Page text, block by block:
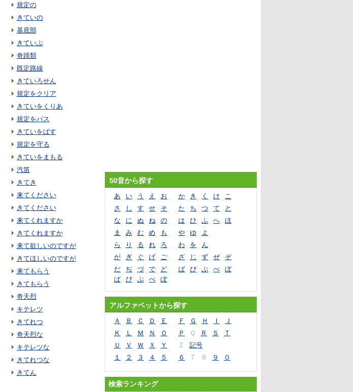
規定の
きていの
基底部
きていぶ
奇蹄類
既定路線
きていろせん
規定をクリア
きていをくりあ
規定をパス
きていをぱす
規定を守る
きていをまもる
汽笛
きてき
来てください
きてください
来てくれますか
きてくれますか
来て欲しいのですが
きてほしいのですが
来てもらう
きてもらう
奇天烈
キテレツ
きてれつ
奇天烈な
キテレツな
きてれつな
きてん
50音から探す
あ い う え お か き く け
こ
さ
し す せ そ た ち つ て
と
な
に ぬ ね の は ひ ふ へ
ほ
ま
み む め も や ゆ
よ
ら
り る れ ろ わ を
ん
が
ぎ ぐ げ ご ざ じ ず ぜ
ぞ
だ
ぢ づ で ど ば び ぶ べ
ぼ
ぱ
ぴ ぷ ぺ ぽ
アルファベットから探す
Ａ Ｂ Ｃ Ｄ Ｅ Ｆ Ｇ Ｈ Ｉ
Ｊ
Ｋ
Ｌ Ｍ Ｎ Ｏ Ｐ Ｑ Ｒ Ｓ
Ｔ
Ｕ
Ｖ Ｗ Ｘ Ｙ Ｚ
記号
１
２ ３ ４ ５ ６ ７ ８ ９ ０
検索ランキング